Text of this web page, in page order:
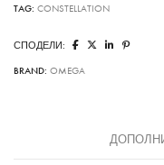
TAG: CONSTELLATION
СПОДЕЛИ:
BRAND: OMEGA